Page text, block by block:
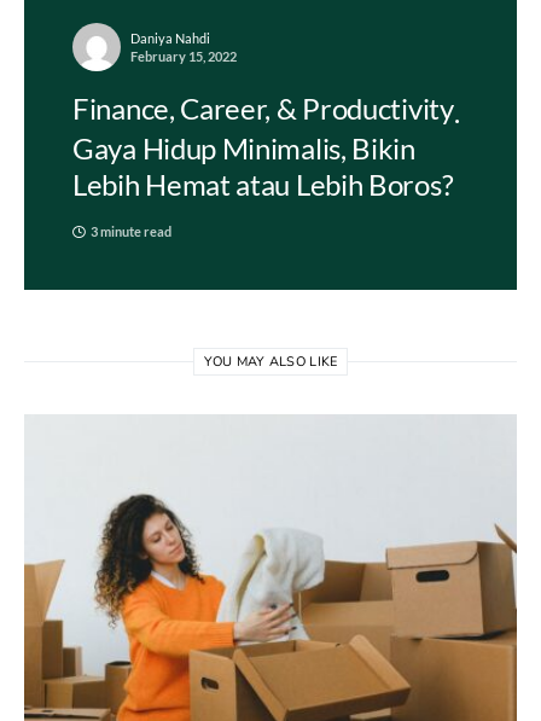
Daniya Nahdi
February 15, 2022
Finance, Career, & Productivity
Gaya Hidup Minimalis, Bikin
Lebih Hemat atau Lebih Boros?
3 minute read
YOU MAY ALSO LIKE